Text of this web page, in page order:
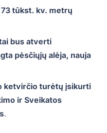
tūkst. kv. metrų
bus atverti
pėsčiųjų alėja, nauja
ketvirčio turėtų įsikurti
ir Sveikatos
.